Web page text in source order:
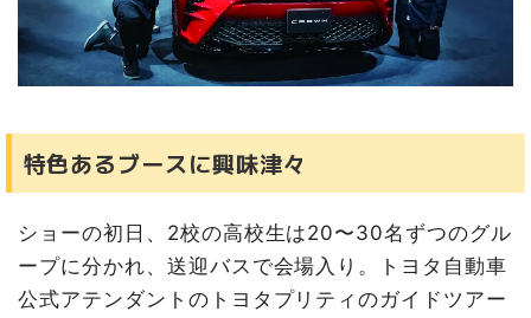
特色あるブースに興味津々
ショーの初日、2校の高校生は20〜30名ずつのグル
ープに分かれ、送迎バスで会場入り。トヨタ自動車
公式アテンダントのトヨタプリティのガイドツアー